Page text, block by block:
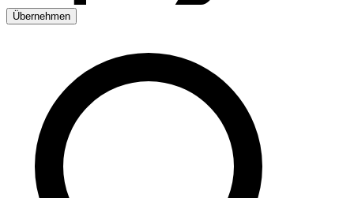
Übernehmen